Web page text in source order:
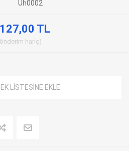
Uh0002
TL
hariç
LISTESINE EKLE